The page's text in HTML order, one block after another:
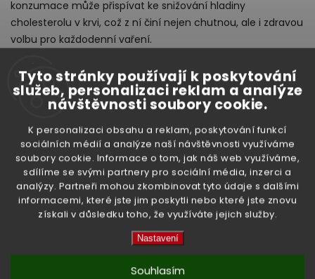
Tyto stránky používají k poskytování
služeb, personalizaci reklam a analýze
návštěvnosti soubory cookie.
K personalizaci obsahu a reklam, poskytování funkcí
sociálních médií a analýze naší návštěvnosti využíváme
soubory cookie. Informace o tom, jak náš web využíváme,
sdílíme se svými partnery pro sociální média, inzerci a
analýzy. Partneři mohou zkombinovat tyto údaje s dalšími
informacemi, které jste jim poskytli nebo které jste znovu
získali v důsledku toho, že využíváte jejich služby.
Nastavení
Souhlasím
konzumace může přispívat ke snižování hladiny
cholesterolu v krvi, což z ní činí nejen chutnou, ale i zdravou
volbu pro každodenní vaření.
jasmínová rýže
Hmotnost:5 kg
Doplňkové parametry
Hmotnost: 5.05 kg